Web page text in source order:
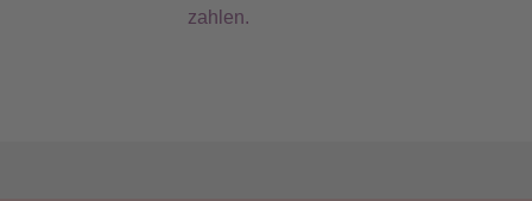
zahlen.